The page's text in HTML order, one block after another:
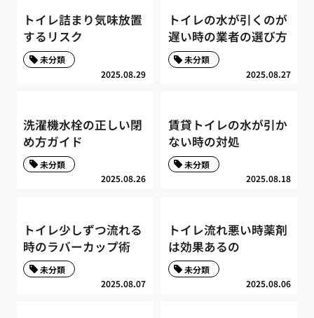
トイレ詰まり気味放置
するリスク
2025.08.29
未分類
トイレの水が引くのが
遅い時の業者の選び方
2025.08.27
未分類
洗濯機水栓の正しい閉
め方ガイド
2025.08.26
未分類
賃貸トイレの水が引か
ない時の対処
2025.08.18
未分類
トイレ少しずつ流れる
時のラバーカップ術
2025.08.07
未分類
トイレ流れ悪い時薬剤
は効果あるの
2025.08.06
未分類